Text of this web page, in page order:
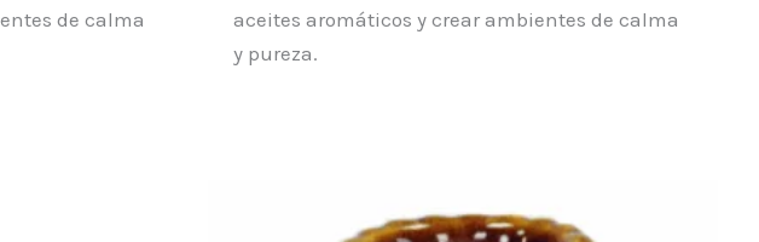
de calma
aceites aromáticos y crear ambientes de calma
y pureza.